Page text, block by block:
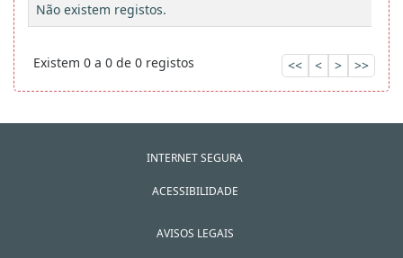
Não existem registos.
Existem 0 a 0 de 0 registos << < > >>
INTERNET SEGURA
ACESSIBILIDADE
AVISOS LEGAIS